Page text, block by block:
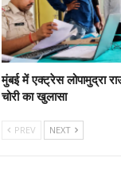
मुंबई में एक्ट्रेस लोपामुद्रा
चोरी का खुलासा
PREV NEXT